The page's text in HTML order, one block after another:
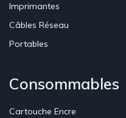
Imprimantes
Câbles Réseau
Portables
Consommables
Cartouche Encre